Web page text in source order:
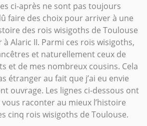
ci-après ne sont pas toujours
faire des choix pour arriver à une
des rois wisigoths de Toulouse
à Alaric II. Parmi ces rois wisigoths,
et naturellement ceux de
et de mes nombreux cousins. Cela
étranger au fait que j’ai eu envie
ouvrage. Les lignes ci-dessous ont
raconter au mieux l’histoire
cinq rois wisigoths de Toulouse.